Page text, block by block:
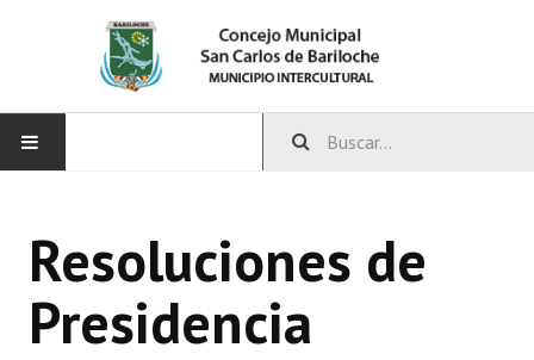
CONCEJO
Bloques Políticos
Resoluciones de
Presidencia